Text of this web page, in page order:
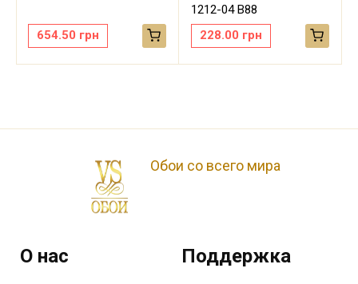
654.50 грн
1212-04 В88
228.00 грн
Обои со всего мира
О нас Поддержка